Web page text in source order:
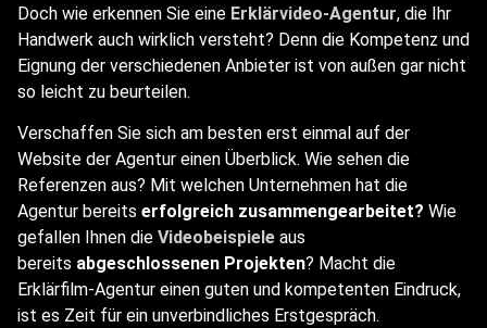
Doch wie erkennen Sie eine Erklärvideo-Agentur, die Ihr
Handwerk auch wirklich versteht? Denn die Kompetenz und
Eignung der verschiedenen Anbieter ist von außen gar nicht
so leicht zu beurteilen.
Verschaffen Sie sich am besten erst einmal auf der
Website der Agentur einen Überblick. Wie sehen die
Referenzen aus? Mit welchen Unternehmen hat die
Agentur bereits erfolgreich zusammengearbeitet? Wie
gefallen Ihnen die Videobeispiele aus
bereits abgeschlossenen Projekten? Macht die
Erklärfilm-Agentur einen guten und kompetenten Eindruck,
ist es Zeit für ein unverbindliches Erstgespräch.